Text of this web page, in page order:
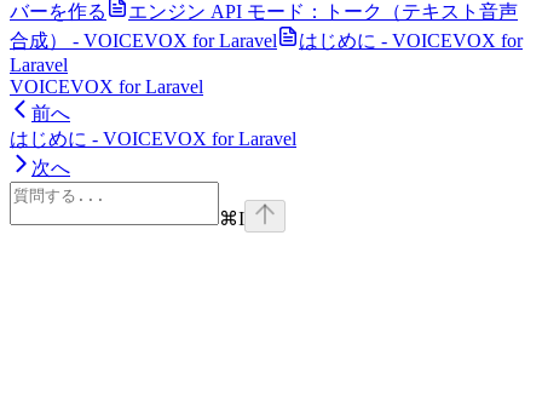
バーを作る
エンジン API モード：トーク（テキスト音声
合成） - VOICEVOX for Laravel
はじめに - VOICEVOX for
Laravel
VOICEVOX for Laravel
前へ
はじめに - VOICEVOX for Laravel
次へ
⌘I